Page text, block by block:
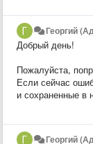
Георгий
Добрый день!
Пожалуйста,
Если сейчас
и сохраненные в
Георгий